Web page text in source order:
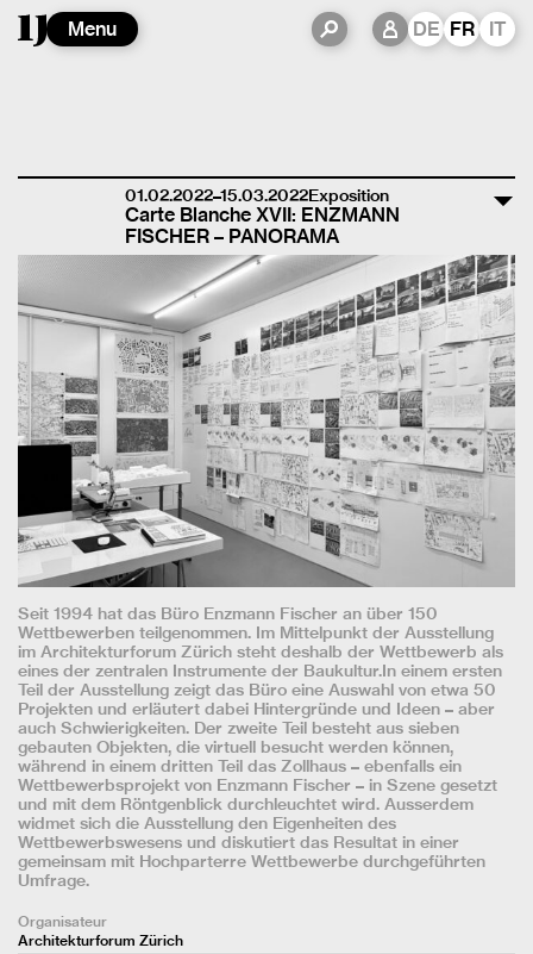
Menu DE FR IT
01.02.2022–15.03.2022Exposition
Carte Blanche XVII: ENZMANN
FISCHER – PANORAMA
Seit 1994 hat das Büro Enzmann Fischer an über 150
Wettbewerben teilgenommen. Im Mittelpunkt der Ausstellung
im Architekturforum Zürich steht deshalb der Wettbewerb als
eines der zentralen Instrumente der Baukultur.In einem ersten
Teil der Ausstellung zeigt das Büro eine Auswahl von etwa 50
Projekten und erläutert dabei Hintergründe und Ideen – aber
auch Schwierigkeiten. Der zweite Teil besteht aus sieben
gebauten Objekten, die virtuell besucht werden können,
während in einem dritten Teil das Zollhaus – ebenfalls ein
Wettbewerbsprojekt von Enzmann Fischer – in Szene gesetzt
und mit dem Röntgenblick durchleuchtet wird. Ausserdem
widmet sich die Ausstellung den Eigenheiten des
Wettbewerbswesens und diskutiert das Resultat in einer
gemeinsam mit Hochparterre Wettbewerbe durchgeführten
Umfrage.
Organisateur
Architekturforum Zürich